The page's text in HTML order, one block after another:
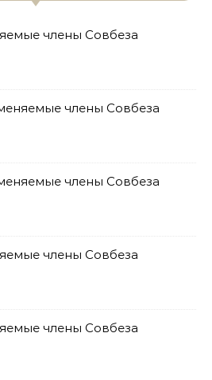
члены Совбеза
члены Совбеза
члены Совбеза
члены Совбеза
члены Совбеза